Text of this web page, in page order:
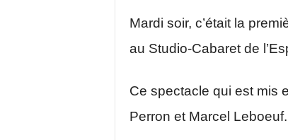
Mardi soir, c’était la
au Studio-Cabaret de
Ce spectacle qui est mis
Perron et Marcel